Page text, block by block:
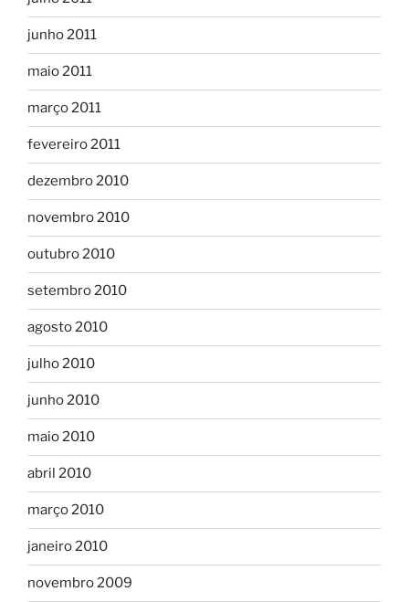
junho 2011
maio 2011
março 2011
fevereiro 2011
dezembro 2010
novembro 2010
outubro 2010
setembro 2010
agosto 2010
julho 2010
junho 2010
maio 2010
abril 2010
março 2010
janeiro 2010
novembro 2009